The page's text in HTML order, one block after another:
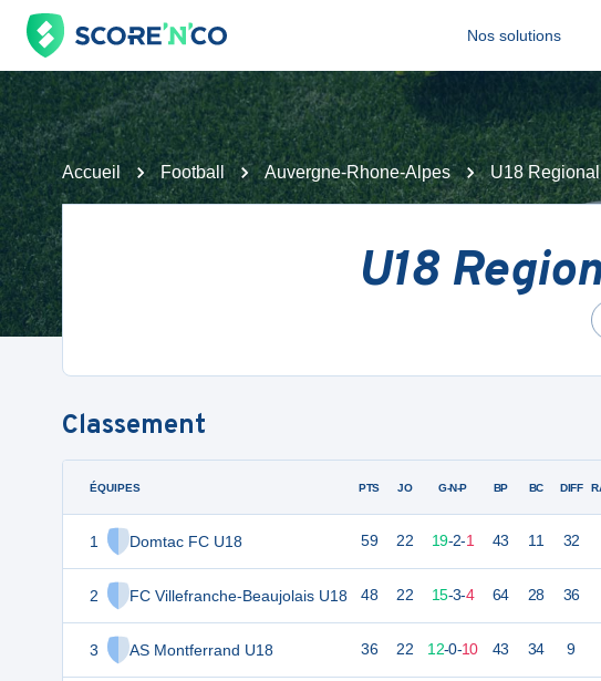
Nos solutions
Accueil Football Auvergne-Rhone-Alpes U18
U18
Classement
ÉQUIPES
1 Domtac FC U18
2 FC Villefranche-Beaujolais U18
3 AS Montferrand U18
PTS JO G-N-P BP BC DIFF
59 22 19-2-1 43 11 32
48 22 15-3-4 64 28 36
36 22 12-0-10 43 34 9